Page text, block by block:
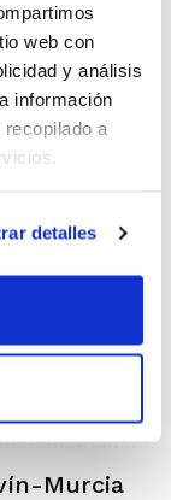
web con
y análisis
información
a
detalles
Murcia